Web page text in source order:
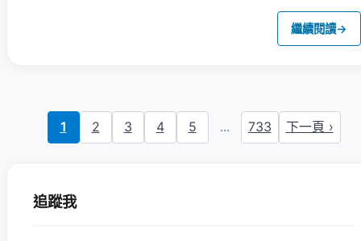
繼續閱讀→
1 2 3 4 5 ... 733 下一頁 ›
追蹤我